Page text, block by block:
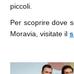
piccoli.
Per scoprire dove
Moravia, visitate il